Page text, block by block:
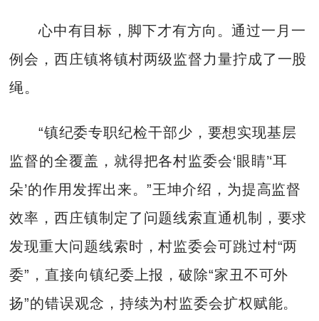
心中有目标，脚下才有方向。通过一月一
例会，西庄镇将镇村两级监督力量拧成了一股
绳。
“镇纪委专职纪检干部少，要想实现基层
监督的全覆盖，就得把各村监委会‘眼睛’‘耳
朵’的作用发挥出来。”王坤介绍，为提高监督
效率，西庄镇制定了问题线索直通机制，要求
发现重大问题线索时，村监委会可跳过村“两
委”，直接向镇纪委上报，破除“家丑不可外
扬”的错误观念，持续为村监委会扩权赋能。